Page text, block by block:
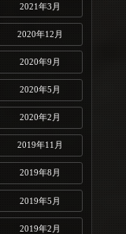
2021年3月
2020年12月
2020年9月
2020年5月
2020年2月
2019年11月
2019年8月
2019年5月
2019年2月